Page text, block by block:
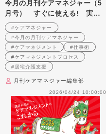
今月の月刊ケアマネジャー（5
月号） すぐに使える! 実務
に役立つ! シーン別 ケアマネ
の仕事術42
#ケアマネジャー
#今月の月刊ケアマネジャー
#ケアマネジメント
#仕事術
#ケアマネジメントプロセス
#居宅介護支援
月刊ケアマネジャー編集部
2026/04/24 10:00:00